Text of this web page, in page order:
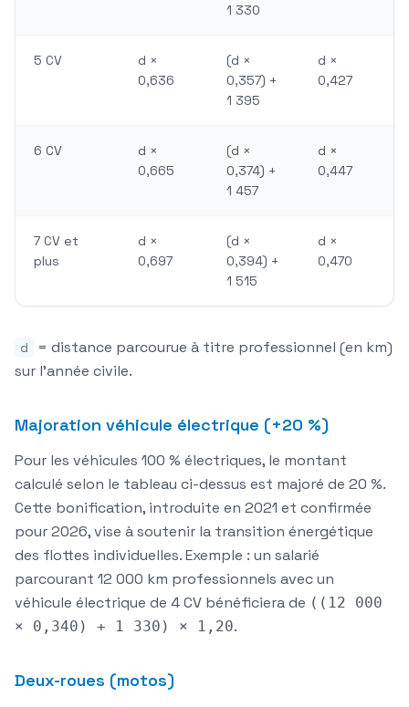
1 330
5 CV
d ×
0,636
(d ×
0,357) +
1 395
d ×
0,427
6 CV
d ×
0,665
(d ×
0,374) +
1 457
d ×
0,447
7 CV et
plus
d ×
0,697
(d ×
0,394) +
1 515
d ×
0,470
d
= distance parcourue à titre professionnel (en km)
sur l'année civile.
Majoration véhicule électrique (+20 %)
Pour les véhicules 100 % électriques, le montant
calculé selon le tableau ci-dessus est majoré de 20 %.
Cette bonification, introduite en 2021 et confirmée
pour 2026, vise à soutenir la transition énergétique
des flottes individuelles. Exemple : un salarié
parcourant 12 000 km professionnels avec un
véhicule électrique de 4 CV bénéficiera de ((12 000
× 0,340) + 1 330) × 1,20.
Deux-roues (motos)